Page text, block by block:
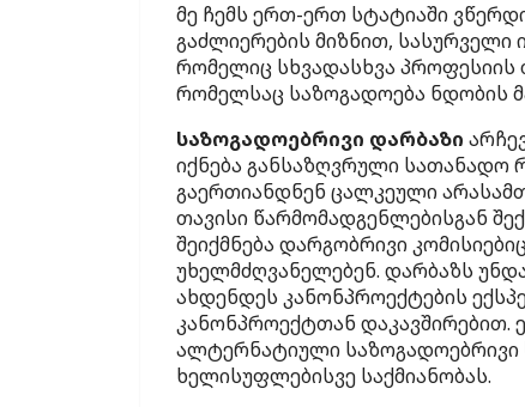
მე ჩემს ერთ-ერთ სტატიაში
გაძლიერების მიზნით, სასურველი
რომელიც სხვადასხვა პროფესიის
რომელსაც საზოგადოება ნდობის
საზოგადოებრივი დარბაზი
იქნება განსაზღვრული სათანადო
გაერთიანდნენ ცალკეული
თავისი წარმომადგენლებისგან
შეიქმნება დარგობრივი
უხელმძღვანელებენ. დარბაზს
ახდენდეს კანონპროექტების
კანონპროექტთან დაკავშირებით.
ალტერნატიული
ხელისუფლებისვე საქმიანობას.